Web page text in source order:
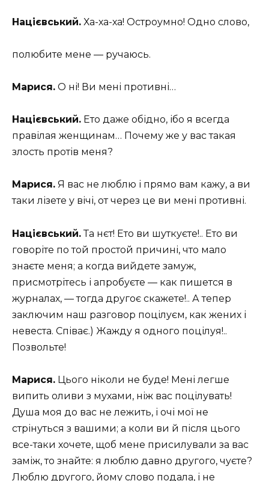
Націєвський. Ха-ха-ха! Остроумно! Одно слово,
полюбите мене — ручаюсь.
Марися. О ні! Ви мені противні…
Націєвський. Ето даже обідно, ібо я всегда
правілая женщинам… Почему же у вас такая
злость протів меня?
Марися. Я вас не люблю і прямо вам кажу, а ви
таки лізете у вічі, от через це ви мені противні.
Націєвський.Та нєт! Ето ви шуткуєте!.. Ето ви
говоріте по той простой причині, что мало
знаєте меня; а когда вийдете замуж,
присмотрітесь і апробуєте — как пишется в
журналах, — тогда другоє скажете!.. А тепер
заключим наш разговор поцілуєм, как жених і
невеста. Співає.) Жажду я одного поцілуя!..
Позвольте!
Марися. Цього ніколи не буде! Мені легше
випить оливи з мухами, ніж вас поцілувать!
Душа моя до вас не лежить, і очі мої не
стрінуться з вашими; а коли ви й після цього
все-таки хочете, щоб мене присилували за вас
заміж, то знайте: я люблю давно другого, чуєте?
Люблю другого, йому слово подала, і не